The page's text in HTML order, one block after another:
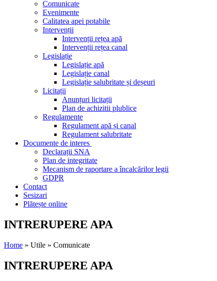
Comunicate
Evenimente
Calitatea apei potabile
Intervenții
Intervenții rețea apă
Intervenții rețea canal
Legislație
Legislație apă
Legislație canal
Legislație salubritate și deșeuri
Licitații
Anunțuri licitații
Plan de achizitii plublice
Regulamente
Regulament apă și canal
Regulament salubritate
Documente de interes
Declarații SNA
Plan de integritate
Mecanism de raportare a încalcărilor legii
GDPR
Contact
Sesizari
Plătește online
INTRERUPERE APA
Home » Utile » Comunicate
INTRERUPERE APA